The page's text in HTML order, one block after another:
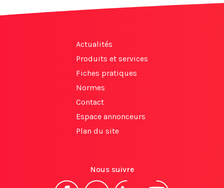
Actualités
Produits et services
Fiches pratiques
Normes
Contact
Espace annonceurs
Plan du site
Nous suivre